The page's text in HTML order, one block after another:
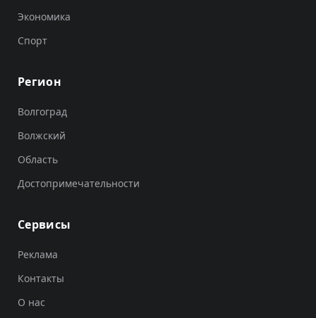
Экономика
Спорт
Регион
Волгоград
Волжский
Область
Достопримечательности
Сервисы
Реклама
Контакты
О нас